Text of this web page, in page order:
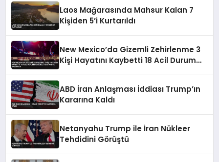
Laos Mağarasında Mahsur Kalan 7
Kişiden 5’i Kurtarıldı
New Mexico’da Gizemli Zehirlenme 3
Kişi Hayatını Kaybetti 18 Acil Durum
ABD İran Anlaşması İddiası Trump’ın
Kararına Kaldı
Netanyahu Trump ile İran Nükleer
Tehdidini Görüştü